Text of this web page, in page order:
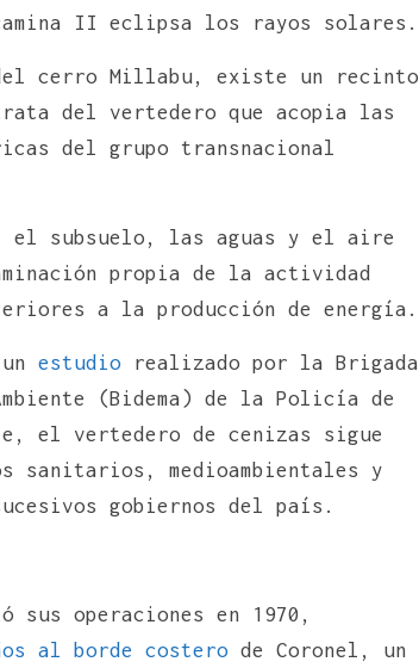
II eclipsa los rayos solares.
cerro Millabu, existe un recinto
del vertedero que acopia las
del grupo transnacional
el subsuelo, las aguas y el aire
propia de la actividad
a la producción de energía.
estudio realizado por la Brigada
(Bidema) de la Policía de
el vertedero de cenizas sigue
sanitarios, medioambientales y
gobiernos del país.
sus operaciones en 1970,
al borde costero de Coronel, un